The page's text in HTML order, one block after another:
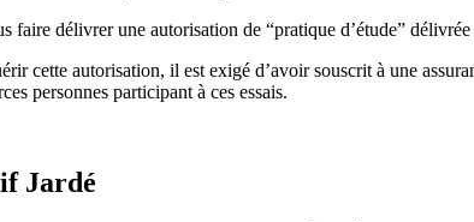
faire délivrer une autorisation de “pratique d’étude” délivrée
cette autorisation, il est exigé d’avoir souscrit à une
personnes participant à ces essais.
Jardé